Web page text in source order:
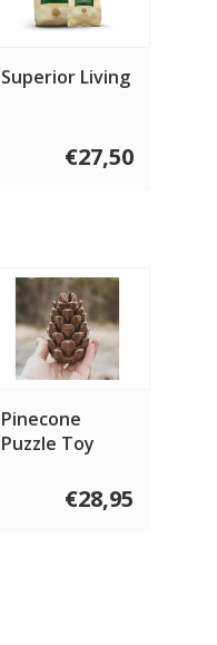
Superior Living
€27,50
Pinecone
Puzzle Toy
€28,95